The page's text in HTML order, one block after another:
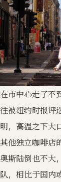
在市中心走了不
往被纽约时报评
明，高温之下大
其他独立咖啡店
奥斯陆倒也不大
队，相比于国内